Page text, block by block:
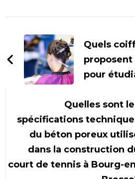
d'article
Quels
pour
Quelles sont
spécifications
du béton poreux
dans la construction
court de tennis à Bourg-